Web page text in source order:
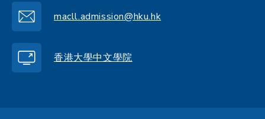
macll.admission@hku.hk
香港大學中文學院